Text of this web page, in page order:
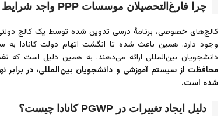
چرا فارغ‌التحصیلان موسسات PPP واجد شرایط مجوز کار نیستند؟
کالج‌های خصوصی، برنامۀ درسی تدوین شده توسط یک کالج
دانشجویان بین‌المللی ارائه می‌دهند. به همین دلیل است که
محافظت از سیستم آموزشی و دانشجویان بین‌المللی، در برابر
شده است.
دلیل ایجاد تغییرات در PGWP کانادا چیست؟